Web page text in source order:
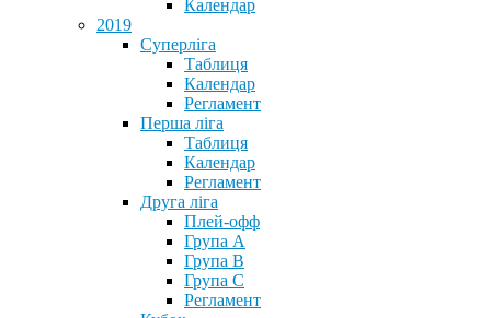
Календар
2019
Суперліга
Таблиця
Календар
Регламент
Перша ліга
Таблиця
Календар
Регламент
Друга ліга
Плей-офф
Група А
Група В
Група С
Регламент